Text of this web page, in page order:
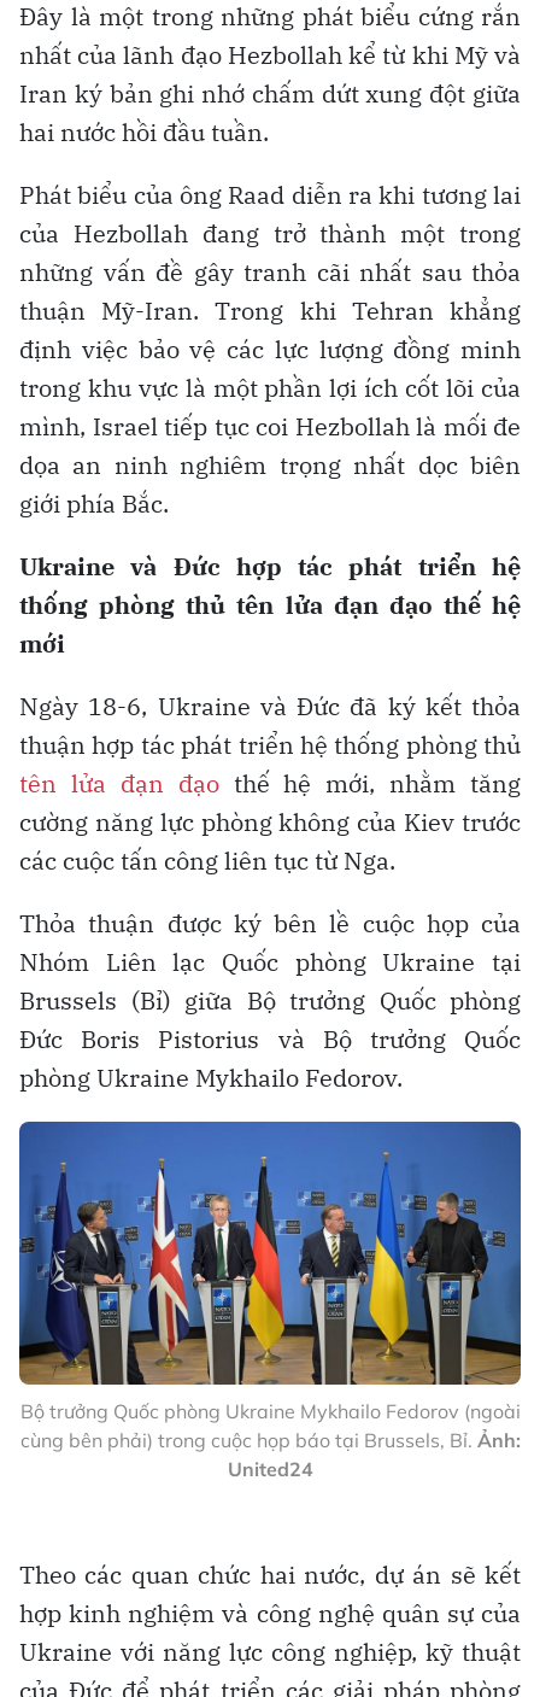
Đây là một trong những phát biểu cứng rắn
nhất của lãnh đạo Hezbollah kể từ khi Mỹ và
Iran ký bản ghi nhớ chấm dứt xung đột giữa
hai nước hồi đầu tuần.
Phát biểu của ông Raad diễn ra khi tương lai
của Hezbollah đang trở thành một trong
những vấn đề gây tranh cãi nhất sau thỏa
thuận Mỹ-Iran. Trong khi Tehran khẳng
định việc bảo vệ các lực lượng đồng minh
trong khu vực là một phần lợi ích cốt lõi của
mình, Israel tiếp tục coi Hezbollah là mối đe
dọa an ninh nghiêm trọng nhất dọc biên
giới phía Bắc.
Ukraine và Đức hợp tác phát triển hệ
thống phòng thủ tên lửa đạn đạo thế hệ
mới
Ngày 18-6, Ukraine và Đức đã ký kết thỏa
thuận hợp tác phát triển hệ thống phòng thủ
tên lửa đạn đạothế hệ mới, nhằm tăng
cường năng lực phòng không của Kiev trước
các cuộc tấn công liên tục từ Nga.
Thỏa thuận được ký bên lề cuộc họp của
Nhóm Liên lạc Quốc phòng Ukraine tại
Brussels (Bỉ) giữa Bộ trưởng Quốc phòng
Đức Boris Pistorius và Bộ trưởng Quốc
phòng Ukraine Mykhailo Fedorov.
Bộ trưởng Quốc phòng Ukraine Mykhailo Fedorov (ngoài
cùng bên phải) trong cuộc họp báo tại Brussels, Bỉ. Ảnh:
United24
Theo các quan chức hai nước, dự án sẽ kết
hợp kinh nghiệm và công nghệ quân sự của
Ukraine với năng lực công nghiệp, kỹ thuật